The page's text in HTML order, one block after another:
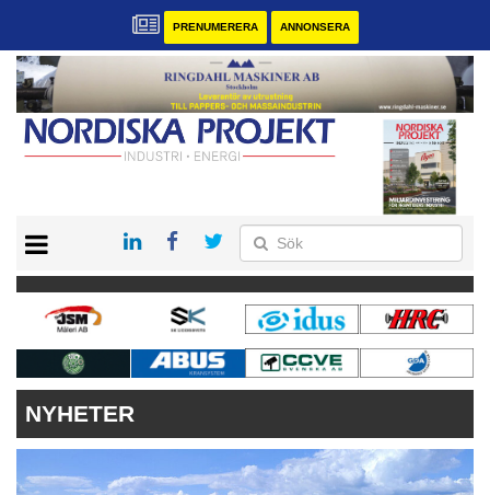
PRENUMERERA ANNONSERA
KONTAKT
VÅRA ANDRA MAGASIN
PRENUMERERA
ANNONSERA
NYHETER